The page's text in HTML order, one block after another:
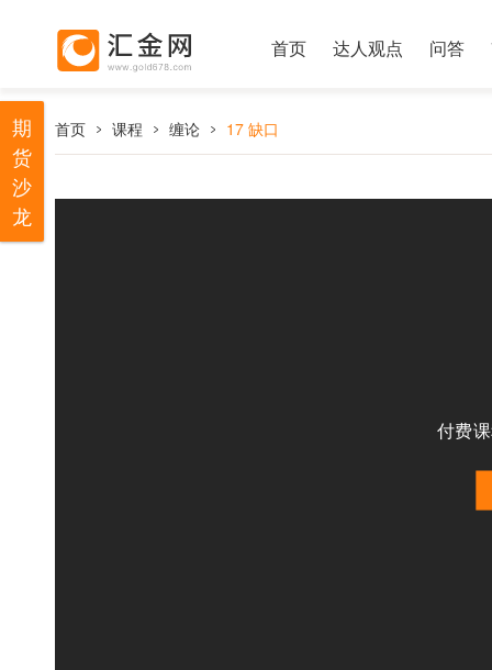
首页 达人观点 问答
首页 课程 缠论 17 缺口
付费
期
货
沙
龙